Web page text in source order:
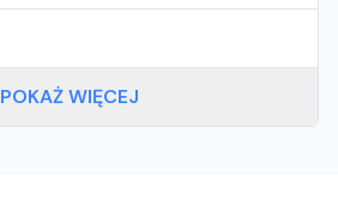
POKAŻ WIĘCEJ